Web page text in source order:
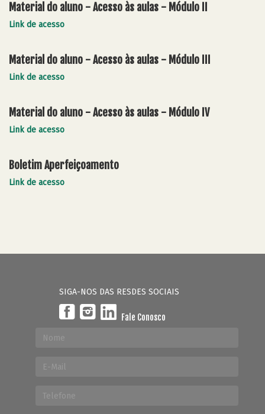
Material do aluno - Acesso às aulas - Módulo II
Link de acesso
Material do aluno - Acesso às aulas - Módulo III
Link de acesso
Material do aluno - Acesso às aulas - Módulo IV
Link de acesso
Boletim Aperfeiçoamento
Link de acesso
SIGA-NOS DAS RESDES SOCIAIS
Fale Conosco